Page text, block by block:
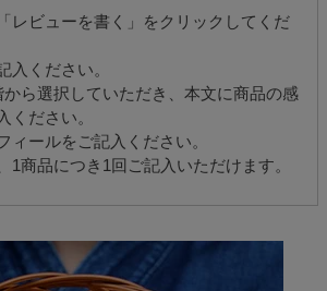
レビューを書く」をクリックしてくだ
入ください。
ら選択していただき、本文に商品の感
ください。
ィールをご記入ください。
商品につき1回ご記入いただけます。